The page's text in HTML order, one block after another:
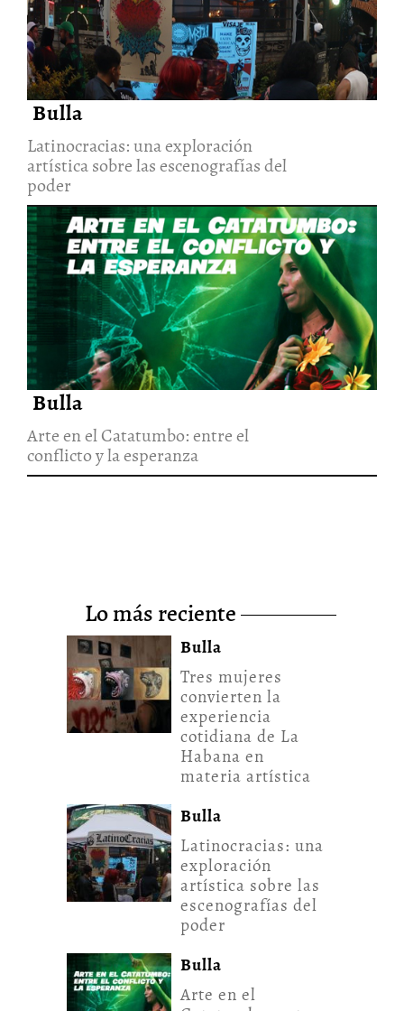
artística sobre las escenografías
del poder
22/Jul/2026
Bulla
Latinocracias: una exploración
artística sobre las escenografías del
poder
Arte en el Catatumbo: entre el
conflicto y la esperanza
22/Jul/2026
Bulla
Arte en el Catatumbo: entre el
conflicto y la esperanza
lo más reciente
Bulla
Tres mujeres
convierten la
experiencia
cotidiana de La
Habana en
materia artística
Bulla
Latinocracias: una
exploración
artística sobre las
escenografías del
poder
Bulla
Arte en el